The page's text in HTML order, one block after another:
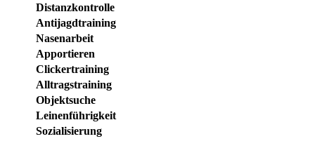
Distanzkontrolle
Antijagdtraining
Nasenarbeit
Apportieren
Clickertraining
Alltragstraining
Objektsuche
Leinenführigkeit
Sozialisierung